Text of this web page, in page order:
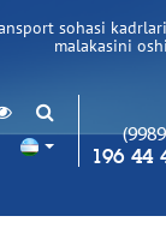
sohasi
malakasini
196 44